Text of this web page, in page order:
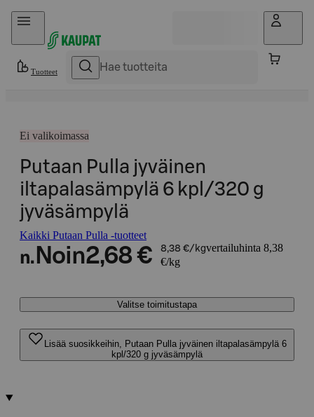
Hyppää sisältöön
Tuotteet
Ei valikoimassa
Putaan Pulla jyväinen
iltapalasämpylä 6 kpl/320 g
jyväsämpylä
Kaikki Putaan Pulla -tuotteet
n. Noin2,68 € 8,38 €/kgvertailuhinta 8,38
€/kg
Valitse toimitustapa
Lisää suosikkeihin, Putaan Pulla jyväinen iltapalasämpylä 6
kpl/320 g jyväsämpylä